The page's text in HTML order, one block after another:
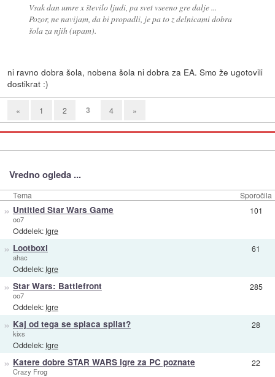
Vsak dan umre x število ljudi, pa svet vseeno gre dalje ...
Pozor, ne navijam, da bi propadli, je pa to z delnicami dobra
šola za njih (upam).
ni ravno dobra šola, nobena šola ni dobra za EA. Smo že ugotovili
dostikrat :)
« 1 2 3 4 »
Vredno ogleda ...
Tema Sporočila
» Untitled Star Wars Game
oo7
Oddelek: Igre
101
» Lootboxi
ahac
Oddelek: Igre
61
» Star Wars: Battlefront
oo7
Oddelek: Igre
285
» Kaj od tega se splaca spilat?
kixs
Oddelek: Igre
28
» Katere dobre STAR WARS igre za PC poznate
Crazy Frog
22